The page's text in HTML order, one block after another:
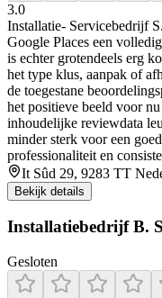
3.0
Installatie- Servicebedrijf
Google Places een
is echter grotendeels erg
het type klus, aanpak of
de toegestane
het positieve beeld voor
inhoudelijke reviewdata
minder sterk voor een
professionaliteit en
It Sûd 29, 9283 TT
Bekijk details
Installatiebedrijf B.
Gesloten